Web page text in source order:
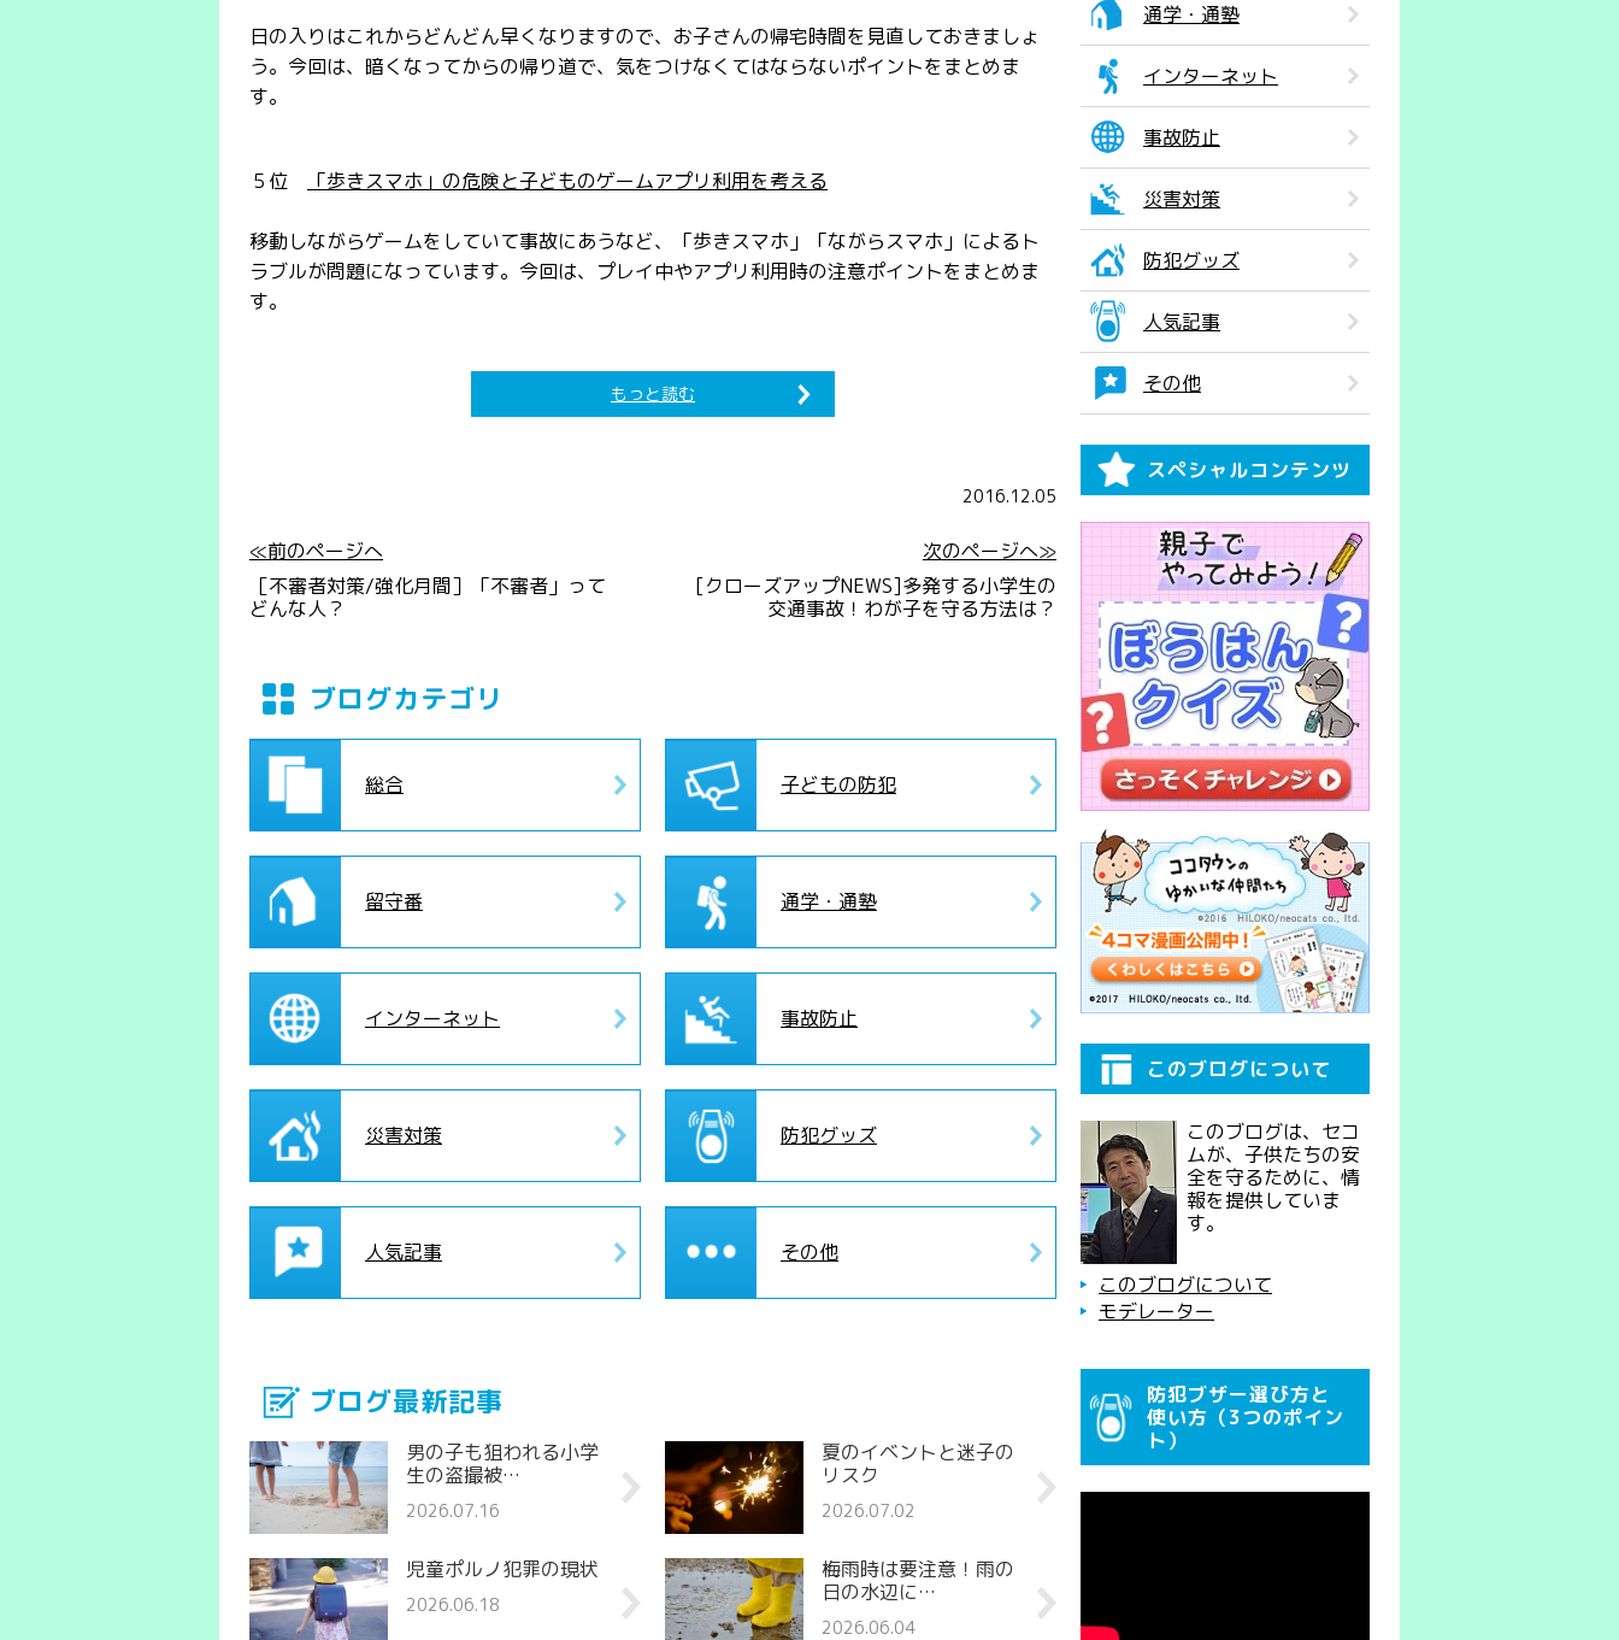
日の入りはこれからどんどん早くなりますので、お子さんの帰宅時間を見直しておきましょ
う。今回は、暗くなってからの帰り道で、気をつけなくてはならないポイントをまとめま
す。
５位 「歩きスマホ」の危険と子どものゲームアプリ利用を考える
移動しながらゲームをしていて事故にあうなど、「歩きスマホ」「ながらスマホ」によるト
ラブルが問題になっています。今回は、プレイ中やアプリ利用時の注意ポイントをまとめま
す。
もっと読む
2016.12.05
≪前のページへ
次のページへ≫
［不審者対策/強化月間］「不審者」って
どんな人？
[クローズアップNEWS]多発する小学生の
交通事故！わが子を守る方法は？
ブログカテゴリ
総合 子どもの防犯
留守番 通学・通塾
インターネット 事故防止
災害対策 防犯グッズ
人気記事 その他
ブログ最新記事
男の子も狙われる小学
生の盗撮被…
2026.07.16
夏のイベントと迷子の
リスク
2026.07.02
児童ポルノ犯罪の現状
2026.06.18
梅雨時は要注意！雨の
日の水辺に…
2026.06.04
通学・通塾
インターネット
事故防止
災害対策
防犯グッズ
人気記事
その他
スペシャルコンテンツ
このブログについて
このブログは、セコ
ムが、子供たちの安
全を守るために、情
報を提供していま
す。
このブログについて
モデレーター
防犯ブザー選び方と
使い方（3つのポイン
ト）